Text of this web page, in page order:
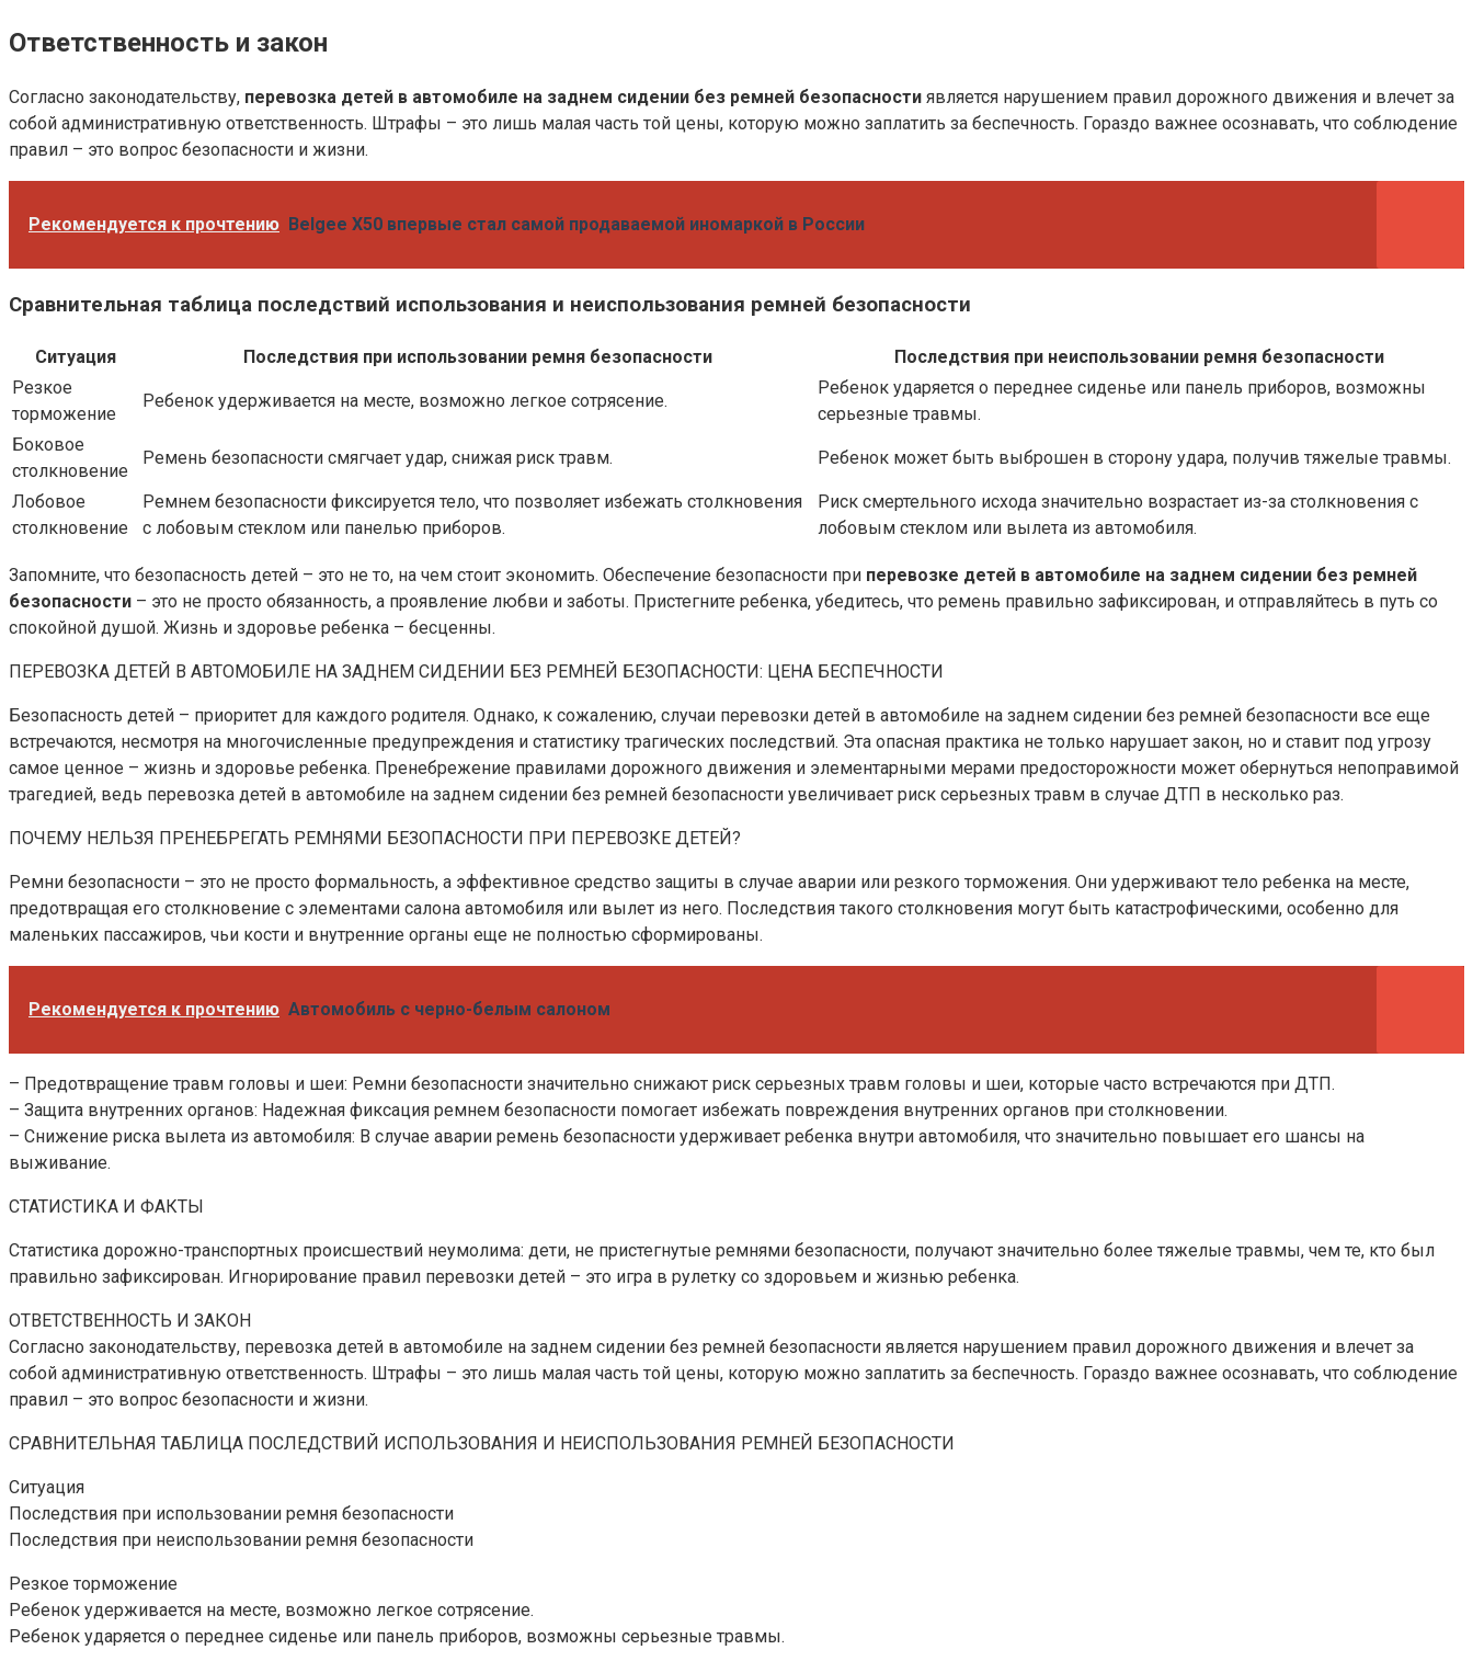
Ответственность и закон
Согласно законодательству, перевозка детей в автомобиле на заднем сидении без ремней безопасности является нарушением правил дорожного движения и влечет за
собой административную ответственность. Штрафы – это лишь малая часть той цены, которую можно заплатить за беспечность. Гораздо важнее осознавать, что соблюдение
правил – это вопрос безопасности и жизни.
Рекомендуется к прочтению Belgee X50 впервые стал самой продаваемой иномаркой в России
Сравнительная таблица последствий использования и неиспользования ремней безопасности
Ситуация Последствия при использовании ремня безопасности
Последствия при неиспользовании ремня безопасности
Резкое
торможение
Ребенок удерживается на месте, возможно легкое сотрясение.
Ребенок ударяется о переднее сиденье или панель приборов, возможны
серьезные травмы.
Боковое
столкновение
Ремень безопасности смягчает удар, снижая риск травм. Ребенок может быть выброшен в сторону удара, получив тяжелые травмы.
Лобовое
столкновение
Ремнем безопасности фиксируется тело, что позволяет избежать столкновения
с лобовым стеклом или панелью приборов.
Риск смертельного исхода значительно возрастает из-за столкновения с
лобовым стеклом или вылета из автомобиля.
Запомните, что безопасность детей – это не то, на чем стоит экономить. Обеспечение безопасности при перевозке детей в автомобиле на заднем сидении без ремней
безопасности – это не просто обязанность, а проявление любви и заботы. Пристегните ребенка, убедитесь, что ремень правильно зафиксирован, и отправляйтесь в путь со
спокойной душой. Жизнь и здоровье ребенка – бесценны.
ПЕРЕВОЗКА ДЕТЕЙ В АВТОМОБИЛЕ НА ЗАДНЕМ СИДЕНИИ БЕЗ РЕМНЕЙ БЕЗОПАСНОСТИ: ЦЕНА БЕСПЕЧНОСТИ
Безопасность детей – приоритет для каждого родителя. Однако, к сожалению, случаи перевозки детей в автомобиле на заднем сидении без ремней безопасности все еще
встречаются, несмотря на многочисленные предупреждения и статистику трагических последствий. Эта опасная практика не только нарушает закон, но и ставит под угрозу
самое ценное – жизнь и здоровье ребенка. Пренебрежение правилами дорожного движения и элементарными мерами предосторожности может обернуться непоправимой
трагедией, ведь перевозка детей в автомобиле на заднем сидении без ремней безопасности увеличивает риск серьезных травм в случае ДТП в несколько раз.
ПОЧЕМУ НЕЛЬЗЯ ПРЕНЕБРЕГАТЬ РЕМНЯМИ БЕЗОПАСНОСТИ ПРИ ПЕРЕВОЗКЕ ДЕТЕЙ?
Ремни безопасности – это не просто формальность, а эффективное средство защиты в случае аварии или резкого торможения. Они удерживают тело ребенка на месте,
предотвращая его столкновение с элементами салона автомобиля или вылет из него. Последствия такого столкновения могут быть катастрофическими, особенно для
маленьких пассажиров, чьи кости и внутренние органы еще не полностью сформированы.
Рекомендуется к прочтению Автомобиль с черно-белым салоном
– Предотвращение травм головы и шеи: Ремни безопасности значительно снижают риск серьезных травм головы и шеи, которые часто встречаются при ДТП.
– Защита внутренних органов: Надежная фиксация ремнем безопасности помогает избежать повреждения внутренних органов при столкновении.
– Снижение риска вылета из автомобиля: В случае аварии ремень безопасности удерживает ребенка внутри автомобиля, что значительно повышает его шансы на
выживание.
СТАТИСТИКА И ФАКТЫ
Статистика дорожно-транспортных происшествий неумолима: дети, не пристегнутые ремнями безопасности, получают значительно более тяжелые травмы, чем те, кто был
правильно зафиксирован. Игнорирование правил перевозки детей – это игра в рулетку со здоровьем и жизнью ребенка.
ОТВЕТСТВЕННОСТЬ И ЗАКОН
Согласно законодательству, перевозка детей в автомобиле на заднем сидении без ремней безопасности является нарушением правил дорожного движения и влечет за
собой административную ответственность. Штрафы – это лишь малая часть той цены, которую можно заплатить за беспечность. Гораздо важнее осознавать, что соблюдение
правил – это вопрос безопасности и жизни.
СРАВНИТЕЛЬНАЯ ТАБЛИЦА ПОСЛЕДСТВИЙ ИСПОЛЬЗОВАНИЯ И НЕИСПОЛЬЗОВАНИЯ РЕМНЕЙ БЕЗОПАСНОСТИ
Ситуация
Последствия при использовании ремня безопасности
Последствия при неиспользовании ремня безопасности
Резкое торможение
Ребенок удерживается на месте, возможно легкое сотрясение.
Ребенок ударяется о переднее сиденье или панель приборов, возможны серьезные травмы.